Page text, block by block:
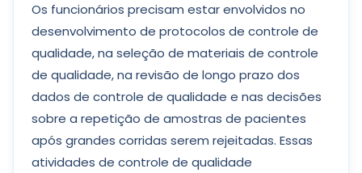
Os funcionários precisam estar envolvidos no
desenvolvimento de protocolos de controle de
qualidade, na seleção de materiais de controle
de qualidade, na revisão de longo prazo dos
dados de controle de qualidade e nas decisões
sobre a repetição de amostras de pacientes
após grandes corridas serem rejeitadas. Essas
atividades de controle de qualidade